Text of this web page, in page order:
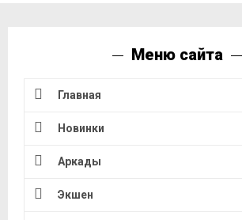
Меню сайта
Главная
Новинки
Аркады
Экшен